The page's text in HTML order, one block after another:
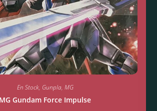
En Stock, Gunpla, MG
MG Gundam Force Impulse